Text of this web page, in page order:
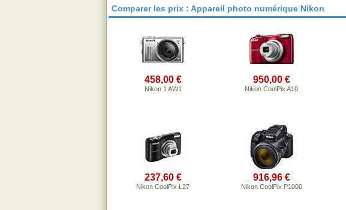
Comparer les prix : Appareil photo numérique Nikon
458,00 €
Nikon 1 AW1
950,00 €
Nikon CoolPix A10
237,60 €
Nikon CoolPix L27
916,96 €
Nikon CoolPix P1000